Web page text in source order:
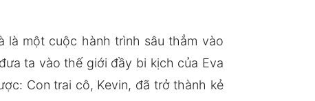
là một cuộc hành trình sâu thẳm vào
ta vào thế giới đầy bi kịch của Eva
Con trai cô, Kevin, đã trở thành kẻ